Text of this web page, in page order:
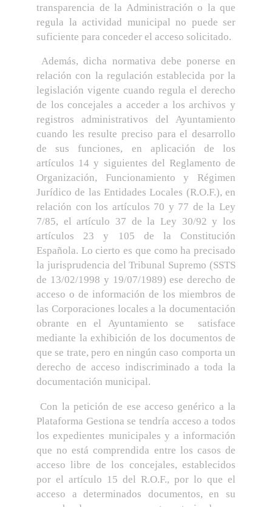
transparencia de la Administración o la que
regula la actividad municipal no puede ser
suficiente para conceder el acceso solicitado.
Además, dicha normativa debe ponerse en
relación con la regulación establecida por la
legislación vigente cuando regula el derecho
de los concejales a acceder a los archivos y
registros administrativos del Ayuntamiento
cuando les resulte preciso para el desarrollo
de sus funciones, en aplicación de los
artículos 14 y siguientes del Reglamento de
Organización, Funcionamiento y Régimen
Jurídico de las Entidades Locales (R.O.F.), en
relación con los artículos 70 y 77 de la Ley
7/85, el artículo 37 de la Ley 30/92 y los
artículos 23 y 105 de la Constitución
Española. Lo cierto es que como ha precisado
la jurisprudencia del Tribunal Supremo (SSTS
de 13/02/1998 y 19/07/1989) ese derecho de
acceso o de información de los miembros de
las Corporaciones locales a la documentación
obrante en el Ayuntamiento se satisface
mediante la exhibición de los documentos de
que se trate, pero en ningún caso comporta un
derecho de acceso indiscriminado a toda la
documentación municipal.
Con la petición de ese acceso genérico a la
Plataforma Gestiona se tendría acceso a todos
los expedientes municipales y a información
que no está comprendida entre los casos de
acceso libre de los concejales, establecidos
por el artículo 15 del R.O.F., por lo que el
acceso a determinados documentos, en su